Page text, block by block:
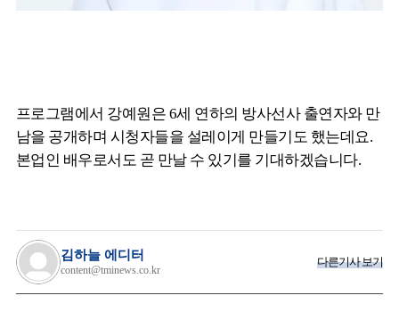
프로그램에서 강예원은 6세 연하의 방사선사 출연자와 만
남을 공개하며 시청자들을 설레이게 만들기도 했는데요.
본업인 배우로서도 곧 만날 수 있기를 기대하겠습니다.
김하늘 에디터
content@tminews.co.kr
다른기사 보기